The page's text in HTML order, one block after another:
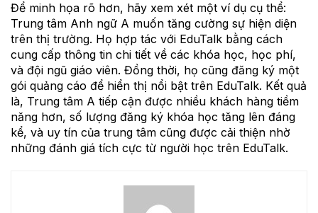
Để minh họa rõ hơn, hãy xem xét một ví dụ cụ thể:
Trung tâm Anh ngữ A muốn tăng cường sự hiện diện
trên thị trường. Họ hợp tác với EduTalk bằng cách
cung cấp thông tin chi tiết về các khóa học, học phí,
và đội ngũ giáo viên. Đồng thời, họ cũng đăng ký một
gói quảng cáo để hiển thị nổi bật trên EduTalk. Kết quả
là, Trung tâm A tiếp cận được nhiều khách hàng tiềm
năng hơn, số lượng đăng ký khóa học tăng lên đáng
kể, và uy tín của trung tâm cũng được cải thiện nhờ
những đánh giá tích cực từ người học trên EduTalk.